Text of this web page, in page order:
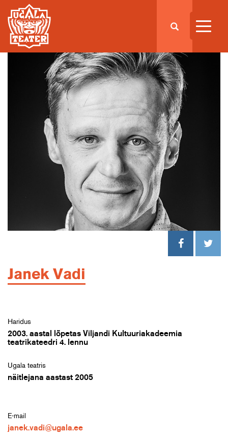
Janek Vadi
Haridus
2003. aastal lõpetas Viljandi Kultuuriakadeemia
teatrikateedri 4. lennu
Ugala teatris
näitlejana aastast 2005
E-mail
janek.vadi@ugala.ee